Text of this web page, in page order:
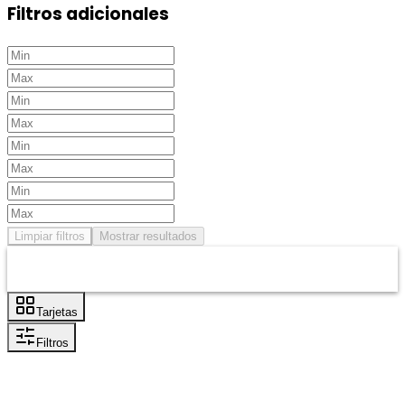
Filtros adicionales
Limpiar filtros Mostrar resultados
Tarjetas
Filtros